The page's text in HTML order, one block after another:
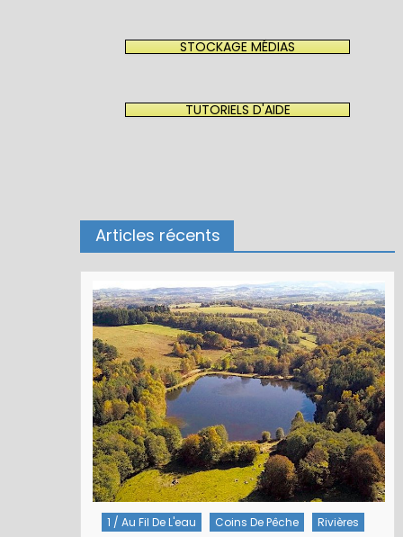
STOCKAGE MÉDIAS
TUTORIELS D'AIDE
Articles récents